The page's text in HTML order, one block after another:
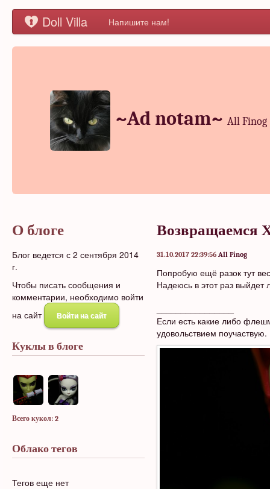
Doll Villa Напишите нам!
~Ad notam~ All Finog
О блоге
Блог ведется с 2 сентября 2014
г.
Чтобы писать сообщения и
комментарии, необходимо войти
на сайт
Войти на сайт
Куклы в блоге
Всего кукол: 2
Облако тегов
Тегов еще нет
Возвращаемся
31.10.2017 22:39:56 All Finog
Попробую ещё разок тут
Надеюсь в этот раз выйдет
Если есть какие либо
удовольствием поучаствую.